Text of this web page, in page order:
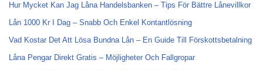
Hur Mycket Kan Jag Låna Handelsbanken – Tips För Bättre Lånevillkor
Lån 1000 Kr I Dag – Snabb Och Enkel Kontantlösning
Vad Kostar Det Att Lösa Bundna Lån – En Guide Till Förskottsbetalning
Låna Pengar Direkt Gratis – Möjligheter Och Fallgropar